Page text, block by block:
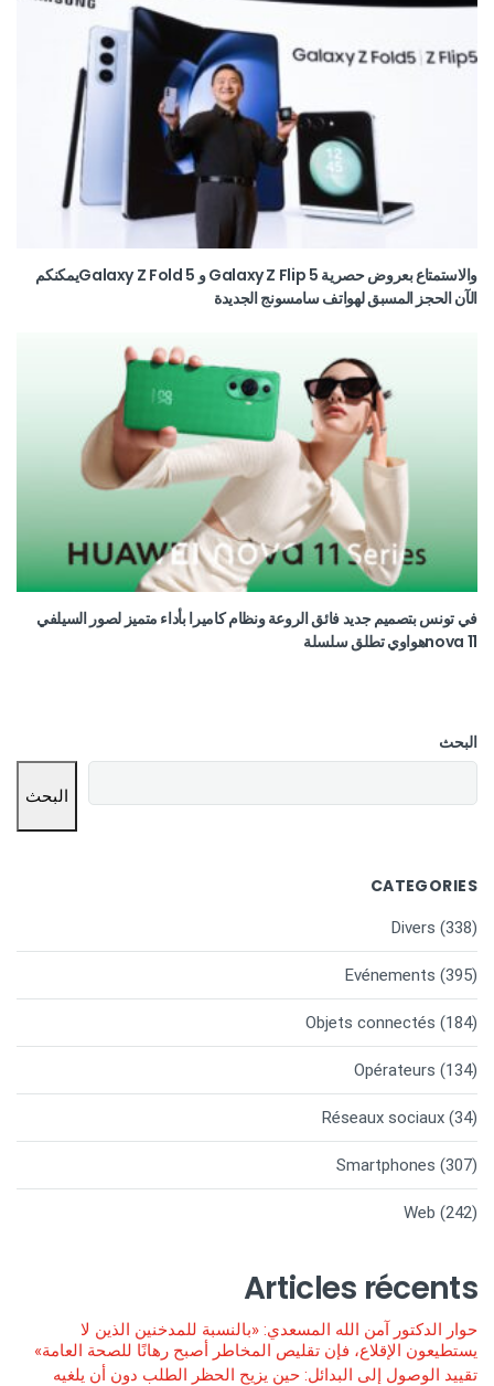
والاستمتاع بعروض حصرية Galaxy Z Flip 5 و Galaxy Z Fold 5يمكنكم
الآن الحجز المسبق لهواتف سامسونج الجديدة
في تونس بتصميم جديد فائق الروعة ونظام كاميرا بأداء متميز لصور السيلفي
nova 11هواوي تطلق سلسلة
البحث
البحث
CATEGORIES
Divers (338)
Evénements (395)
Objets connectés (184)
Opérateurs (134)
Réseaux sociaux (34)
Smartphones (307)
Web (242)
Articles récents
حوار الدكتور آمن الله المسعدي: «بالنسبة للمدخنين الذين لا
يستطيعون الإقلاع، فإن تقليص المخاطر أصبح رهانًا للصحة العامة»
تقييد الوصول إلى البدائل: حين يزيح الحظر الطلب دون أن يلغيه